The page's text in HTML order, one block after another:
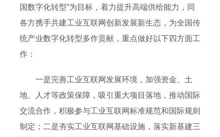
国数字化转型”为目标，着力提升高端供给能力，同
各方携手共建工业互联网创新发展新生态，为全国传
统产业数字化转型多作贡献，重点做好以下四方面工
作：
一是完善工业互联网发展环境，加强资金、土
地、人才等政策保障，吸引重大项目落地，推动国际
交流合作，积极参与工业互联网标准规范和国际规则
制定；二是夯实工业互联网基础设施，落实新基建三